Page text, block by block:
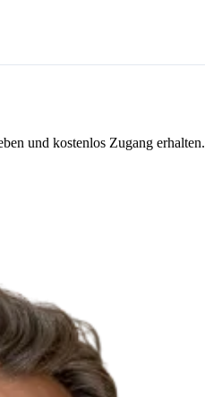
und kostenlos Zugang erhalten.